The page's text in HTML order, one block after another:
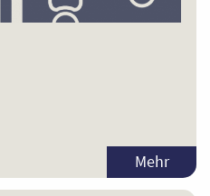
Mehr